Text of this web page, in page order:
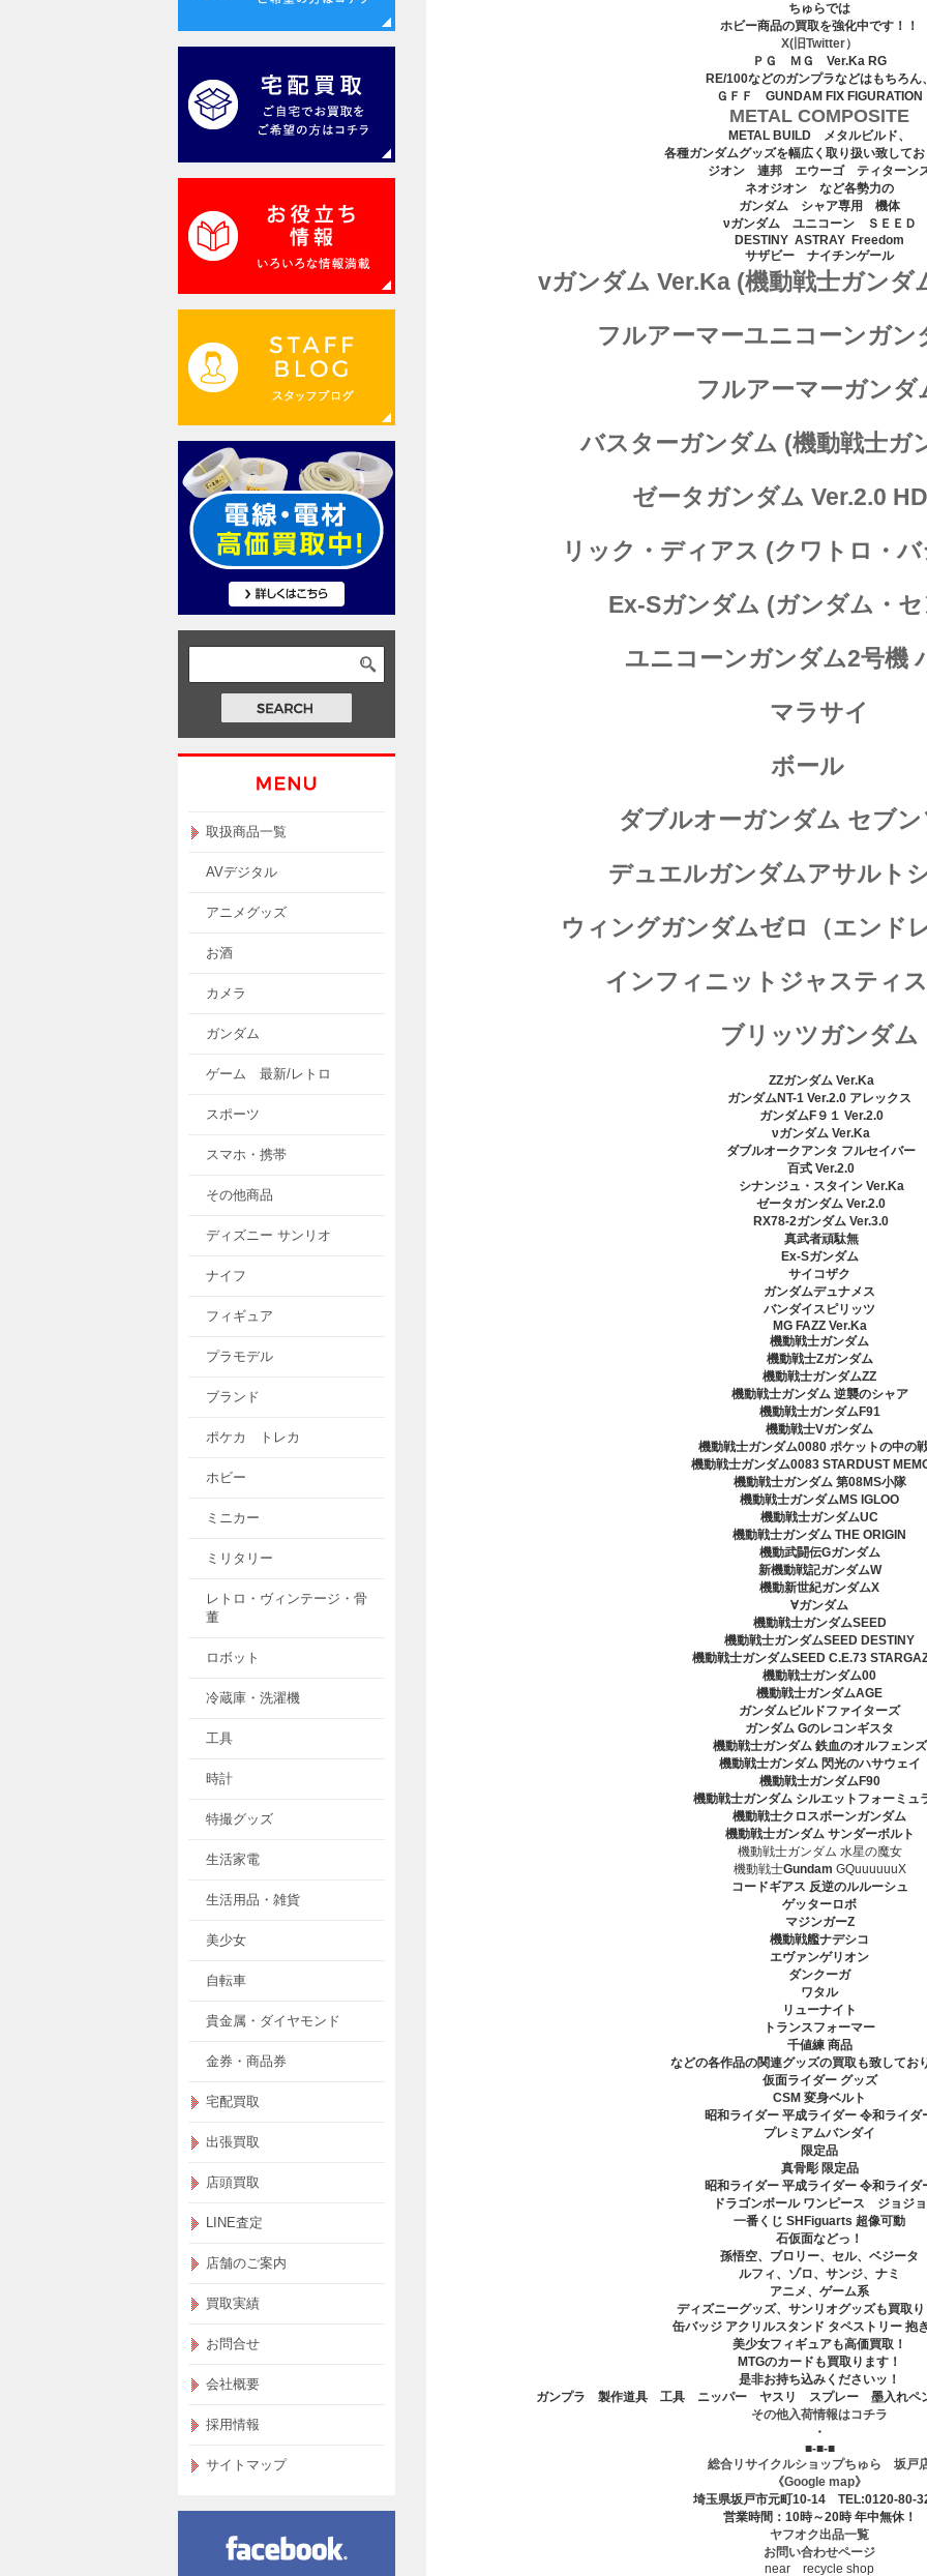
ちゅらでは
ホビー商品の買取を強化中です！！
X(旧Twitter）
ＰＧ ＭＧ Ver.Ka RG
RE/100などのガンプラなどはもちろん、
ＧＦＦ GUNDAM FIX FIGURATION
METAL COMPOSITE
METAL BUILD メタルビルド、
各種ガンダムグッズを幅広く取り扱い致してお
ジオン 連邦 エウーゴ ティターン
ネオジオン など各勢力の
ガンダム シャア専用 機体
νガンダム ユニコーン ＳＥＥＤ
DESTINY ASTRAY Freedom
サザビー ナイチンゲール
vガンダム Ver.Ka (機動戦士ガンダ
フルアーマーユニコーンガン
フルアーマーガンダ
バスターガンダム (機動戦士ガ
ゼータガンダム Ver.2.0
リック・ディアス (クワトロ・
Ex-Sガンダム (ガンダム・
ユニコーンガンダム2号機
マラサイ
ボール
ダブルオーガンダム セブン
デュエルガンダムアサルト
ウィングガンダムゼロ（エンド
インフィニットジャスティ
ブリッツガンダム
ZZガンダム Ver.Ka
ガンダムNT-1 Ver.2.0 アレックス
ガンダムF９１ Ver.2.0
νガンダム Ver.Ka
ダブルオークアンタ フルセイバー
百式 Ver.2.0
シナンジュ・スタイン Ver.Ka
ゼータガンダム Ver.2.0
RX78-2ガンダム Ver.3.0
真武者頑駄無
Ex-Sガンダム
サイコザク
ガンダムデュナメス
バンダイスピリッツ
MG FAZZ Ver.Ka
機動戦士ガンダム
機動戦士Zガンダム
機動戦士ガンダムZZ
機動戦士ガンダム 逆襲のシャア
機動戦士ガンダムF91
機動戦士Vガンダム
機動戦士ガンダム0080 ポケットの中の
機動戦士ガンダム0083 STARDUST
機動戦士ガンダム 第08MS小隊
機動戦士ガンダムMS IGLOO
機動戦士ガンダムUC
機動戦士ガンダム THE ORIGIN
機動武闘伝Gガンダム
新機動戦記ガンダムW
機動新世紀ガンダムX
∀ガンダム
機動戦士ガンダムSEED
機動戦士ガンダムSEED DESTINY
機動戦士ガンダムSEED C.E.73
機動戦士ガンダム00
機動戦士ガンダムAGE
ガンダムビルドファイターズ
ガンダム Gのレコンギスタ
機動戦士ガンダム 鉄血のオルフェンズ
機動戦士ガンダム 閃光のハサウェイ
機動戦士ガンダムF90
機動戦士ガンダム シルエットフォーミュ
機動戦士クロスボーンガンダム
機動戦士ガンダム サンダーボルト
機動戦士ガンダム 水星の魔女
機動戦士Gundam GQuuuuuuX
コードギアス 反逆のルルーシュ
ゲッターロボ
マジンガーZ
機動戦艦ナデシコ
エヴァンゲリオン
ダンクーガ
ワタル
リューナイト
トランスフォーマー
千値練 商品
などの各作品の関連グッズの買取も致してお
仮面ライダー グッズ
CSM 変身ベルト
昭和ライダー 平成ライダー 令和ライダ
プレミアムバンダイ
限定品
真骨彫 限定品
昭和ライダー 平成ライダー 令和ライダ
ドラゴンボール ワンピース ジョジョ
一番くじ SHFiguarts 超像可動
石仮面などっ！
孫悟空、ブロリー、セル、ベジータ
ルフィ、ゾロ、サンジ、ナミ
アニメ、ゲーム系
ディズニーグッズ、サンリオグッズも買取り
缶バッジ アクリルスタンド タペストリー 抱
美少女フィギュアも高価買取！
MTGのカードも買取ります！
是非お持ち込みくださいッ！
ガンプラ 製作道具 工具 ニッパー ヤスリ スプレー 墨入れペン
その他入荷情報はコチラ
・
■-■-■
総合リサイクルショップちゅら 坂戸
《Google map》
埼玉県坂戸市元町10-14 TEL:0120-80-
営業時間：10時～20時 年中無休！
ヤフオク出品一覧
お問い合わせページ
near recycle shop
取扱商品一覧
AVデジタル
アニメグッズ
お酒
カメラ
ガンダム
ゲーム 最新/レトロ
スポーツ
スマホ・携帯
その他商品
ディズニー サンリオ
ナイフ
フィギュア
プラモデル
ブランド
ポケカ トレカ
ホビー
ミニカー
ミリタリー
レトロ・ヴィンテージ・骨
董
ロボット
冷蔵庫・洗濯機
工具
時計
特撮グッズ
生活家電
生活用品・雑貨
美少女
自転車
貴金属・ダイヤモンド
金券・商品券
宅配買取
出張買取
店頭買取
LINE査定
店舗のご案内
買取実績
お問合せ
会社概要
採用情報
サイトマップ